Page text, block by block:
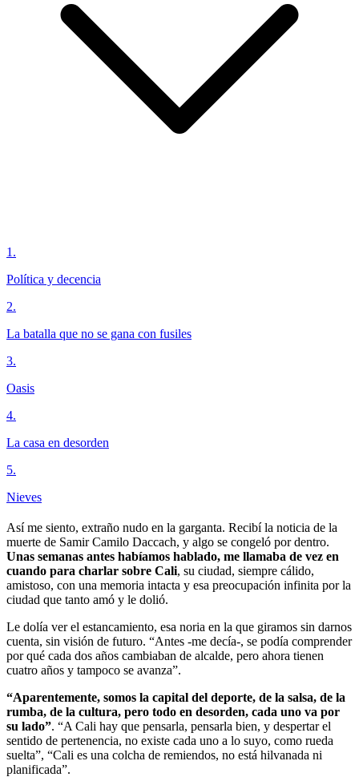
1 .
Política y decencia
2.
La batalla que no se gana con fusiles
3.
Oasis
4.
La casa en desorden
5.
Nieves
Así me siento, extraño nudo en la garganta. Recibí la noticia de la
muerte de Samir Camilo Daccach, y algo se congeló por dentro.
Unas semanas antes habíamos hablado, me llamaba de vez en
cuando para charlar sobre Cali, su ciudad, siempre cálido,
amistoso, con una memoria intacta y esa preocupación infinita por la
ciudad que tanto amó y le dolió.
Le dolía ver el estancamiento, esa noria en la que giramos sin darnos
cuenta, sin visión de futuro. “Antes -me decía-, se podía comprender
por qué cada dos años cambiaban de alcalde, pero ahora tienen
cuatro años y tampoco se avanza”.
“Aparentemente, somos la capital del deporte, de la salsa, de la
rumba, de la cultura, pero todo en desorden, cada uno va por
su lado”. “A Cali hay que pensarla, pensarla bien, y despertar el
sentido de pertenencia, no existe cada uno a lo suyo, como rueda
suelta”, “Cali es una colcha de remiendos, no está hilvanada ni
planificada”.